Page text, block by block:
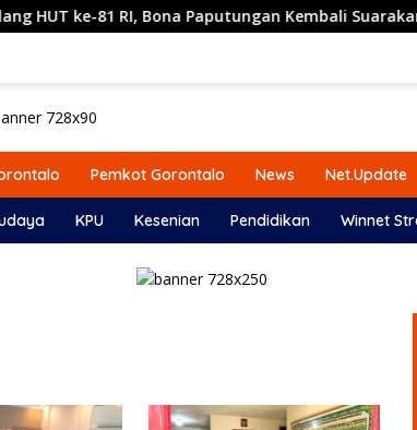
Bona Paputungan Kembali Suarakan Lagu MBG
Pemkot Gorontalo News Net.Update
KPU Kesenian Pendidikan Winnet